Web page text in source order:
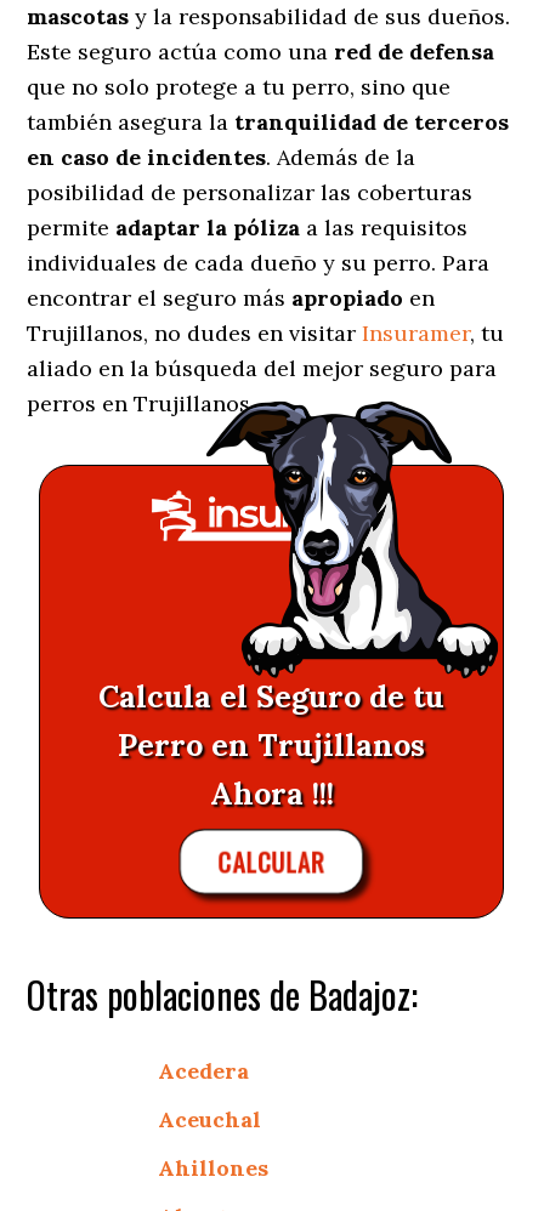
mascotas y la responsabilidad de sus dueños.
Este seguro actúa como una red de defensa
que no solo protege a tu perro, sino que
también asegura la tranquilidad de terceros
en caso de incidentes. Además de la
posibilidad de personalizar las coberturas
permite adaptar la póliza a las requisitos
individuales de cada dueño y su perro. Para
encontrar el seguro más apropiado en
Trujillanos, no dudes en visitarInsuramer, tu
aliado en la búsqueda del mejor seguro para
perros en Trujillanos.
Calcula el Seguro de tu
Perro en Trujillanos
Ahora !!!
CALCULAR
Otras poblaciones de Badajoz:
Acedera
Aceuchal
Ahillones